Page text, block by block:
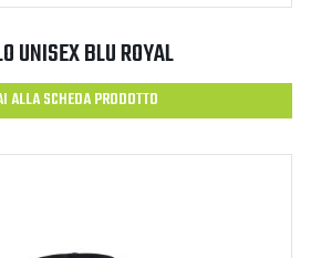
UNISEX BLU ROYAL
ALLA SCHEDA PRODOTTO